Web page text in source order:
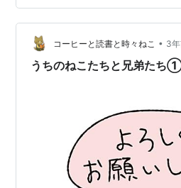
真ありますので良かったら見て
doic0330.hatenablog.com 前回
いるチャビのこどもたちが生ま
写真を上げさせて頂きました。
コーヒーと読書と時々ねこ • 3
うちのねこたちと兄弟たち